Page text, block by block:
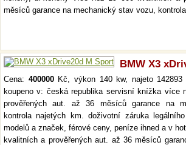
měsíců garance na mechanický stav vozu,
BMW X3
Cena: 400000Kč, výkon 140 kw, najeto 142893
koupeno v: česká republika servisní knížka více
prověřených aut. až 36 měsíců garance na
kontrola najetých km. doživotní záruka
modelů a značek, férové ceny, peníze ihned a v
kvalitních a prověřených aut. až 36 měsíců